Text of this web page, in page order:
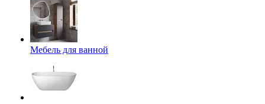
Мебель для ванной